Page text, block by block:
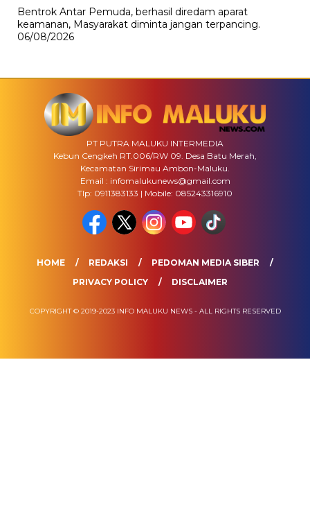
Bentrok Antar Pemuda, berhasil diredam aparat
keamanan, Masyarakat diminta jangan terpancing.
06/08/2026
PT PUTRA MALUKU INTERMEDIA
Kebun Cengkeh RT.006/RW 09. Desa Batu Merah,
Kecamatan Sirimau Ambon-Maluku.
Email : infomalukunews@gmail.com
Tlp: 0911383133 | Mobile: 085243316910
HOME REDAKSI
PEDOMAN MEDIA SIBER
PRIVACY POLICY
DISCLAIMER
COPYRIGHT © 2019-2023 INFO MALUKU NEWS - ALL RIGHTS RESERVED